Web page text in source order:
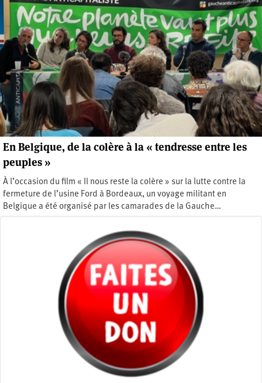
En Belgique, de la colère à la « tendresse entre les
peuples »
À l’occasion du film « Il nous reste la colère » sur la lutte contre la
fermeture de l’usine Ford à Bordeaux, un voyage militant en
Belgique a été organisé par les camarades de la Gauche…